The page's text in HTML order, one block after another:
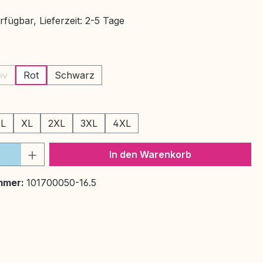
Lieferzeit: 2-5 Tage
ist zurzeit nicht verfügbar.)
(Diese Option ist zurzeit nicht verfügbar.)
Rot Schwarz
ist zurzeit nicht verfügbar.)
L XL 2XL 3XL 4XL
Anzahl: Gib den gewünschten Wert
In den Warenkorb
101700050-16.5